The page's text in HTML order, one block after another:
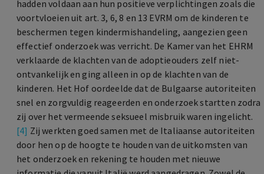
hadden voldaan aan hun positieve verplichtingen zoals die
voortvloeien uit art. 3, 6, 8 en 13 EVRM om de kinderen te
beschermen tegen kindermishandeling, aangezien geen
effectief onderzoek was verricht. De Kamer van het EHRM
verklaarde de klachten van de adoptieouders zelf niet-
ontvankelijk en ging alleen in op de klachten van de
kinderen. Het Hof oordeelde dat de Bulgaarse autoriteiten
snel en zorgvuldig reageerden en onderzoek startten zodra
zij over het vermeende seksueel misbruik waren ingelicht.
[4] Zij werkten goed samen met de Italiaanse autoriteiten
door hen op de hoogte te houden van de uitkomsten van
het onderzoek en rekening te houden met nieuwe